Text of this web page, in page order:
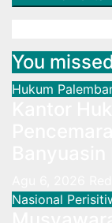
You
Hukum
Nasional